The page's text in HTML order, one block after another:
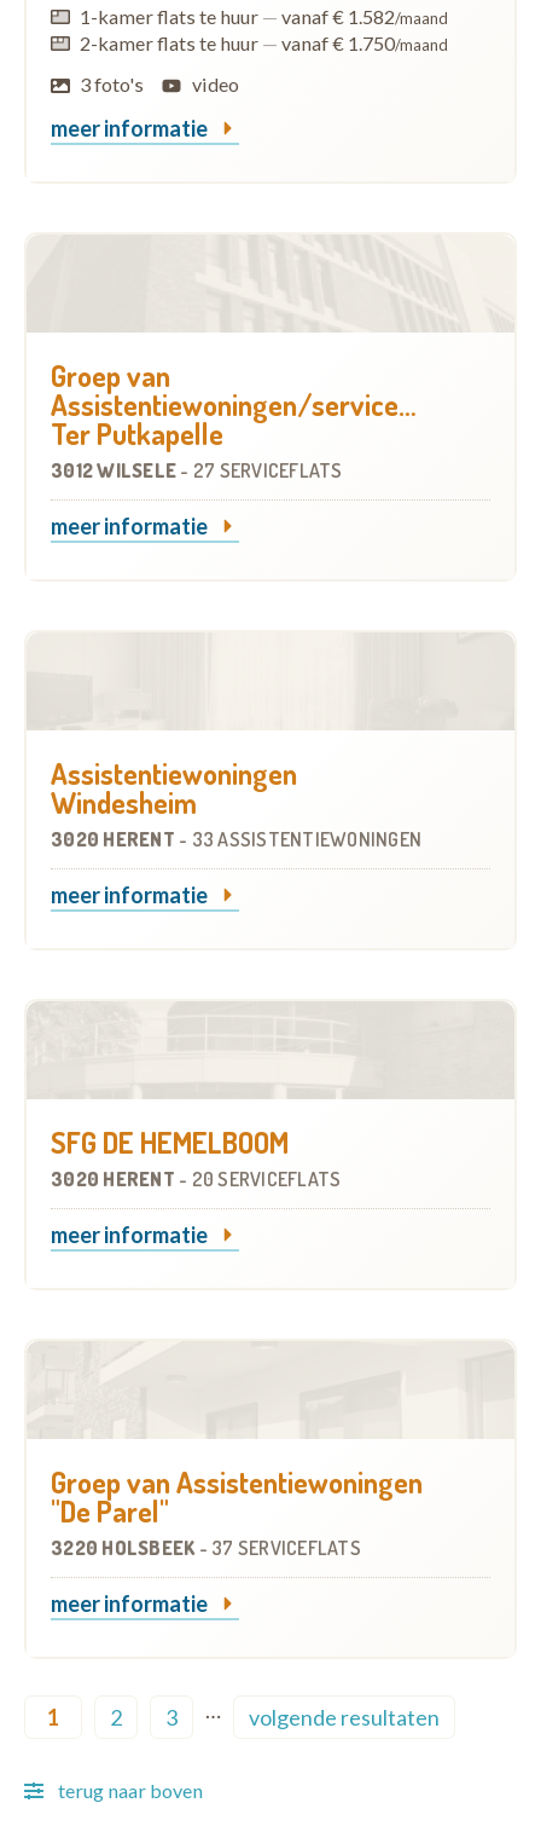
1-kamer flats te huur — vanaf € 1.582/maand
2-kamer flats te huur — vanaf € 1.750/maand
3 foto's video
meer informatie
Groep van
Assistentiewoningen/serviceflats
Ter Putkapelle
3012 WILSELE - 27 SERVICEFLATS
meer informatie
Assistentiewoningen
Windesheim
3020 HERENT - 33 ASSISTENTIEWONINGEN
meer informatie
SFG DE HEMELBOOM
3020 HERENT - 20 SERVICEFLATS
meer informatie
Groep van Assistentiewoningen
"De Parel"
3220 HOLSBEEK - 37 SERVICEFLATS
meer informatie
1 2 3
…
volgende resultaten
terug naar boven